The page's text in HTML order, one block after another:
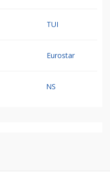
TUI
Eurostar
NS